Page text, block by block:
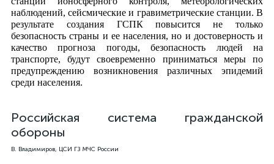
наблюдений, сейсмические и гравиметрические станции. В
результате создания ГСПК повысится не только
безопасность страны и ее населения, но и достоверность и
качество прогноза погоды, безопасность людей на
транспорте, будут своевременно приниматься меры по
предупреждению возникновения различных эпидемий
среди населения.
Российская система гражданской
обороны
В. Владимиров, ЦСИ ГЗ МЧС России